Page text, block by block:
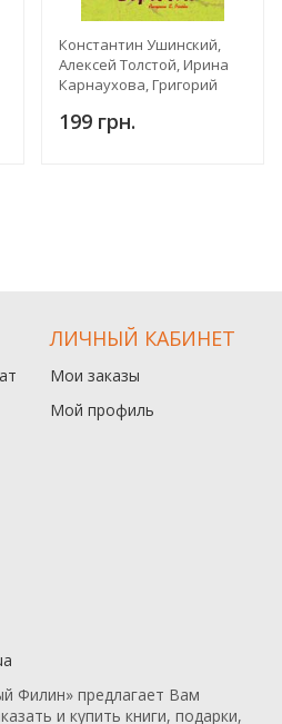
Константин Ушинский,
Алексей Толстой, Ирина
Карнаухова, Григорий
Турков, Лидия Грибова:
199 грн.
ЛИЧНЫЙ КАБИНЕТ
Мои заказы
Мой профиль
Филин» предлагает Вам
и купить книги, подарки,